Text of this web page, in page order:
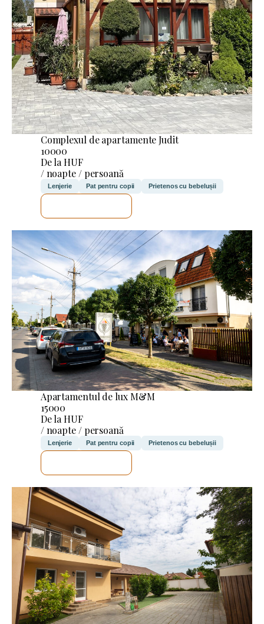
Complexul de apartamente Judit
10000
De la HUF
/ noapte / persoană
Lenjerie Pat pentru copii Prietenos cu bebelușii
Apartamentul de lux M&M
15000
De la HUF
/ noapte / persoană
Lenjerie Pat pentru copii Prietenos cu bebelușii